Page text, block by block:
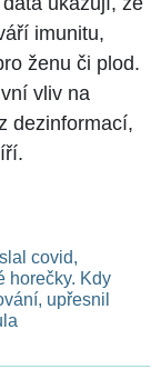
imunitu,
ženu či plod.
vliv na
dezinformací,
covid,
horečky. Kdy
upřesnil